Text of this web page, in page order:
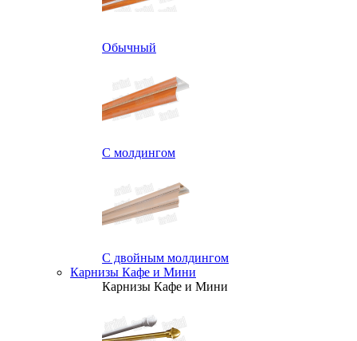
Обычный
С молдингом
С двойным молдингом
Карнизы Кафе и Мини
Карнизы Кафе и Мини